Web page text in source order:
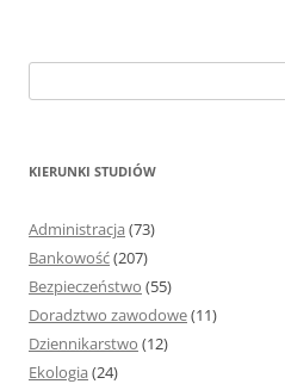
z
KIERUNKI STUDIÓW
Administracja (73)
Bankowość(207)
Bezpieczeństwo (55)
Doradztwo zawodowe(11)
Dziennikarstwo (12)
Ekologia (24)